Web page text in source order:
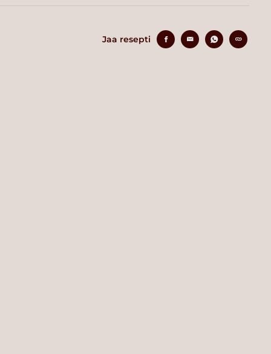
Jaa resepti